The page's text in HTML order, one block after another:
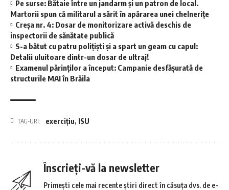
Pe surse: Bătaie între un jandarm și un patron de local.
Martorii spun că militarul a sărit în apărarea unei chelnerițe
Creșa nr. 4: Dosar de monitorizare activă deschis de
inspectorii de sănătate publică
S-a bătut cu patru polițiști și a spart un geam cu capul:
Detalii uluitoare dintr-un dosar de ultraj!
Examenul părinților a început: Campanie desfășurată de
structurile MAI în Brăila
TAG-URI: exercițiu, ISU
Înscrieți-vă la newsletter
Primești cele mai recente știri direct în căsuța dvs. de e-